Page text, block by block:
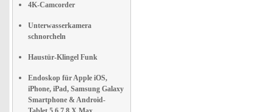
4K-Camcorder
Unterwasserkamera
schnorcheln
Haustür-Klingel Funk
Endoskop für Apple iOS,
iPhone, iPad, Samsung Galaxy
Smartphone & Android-